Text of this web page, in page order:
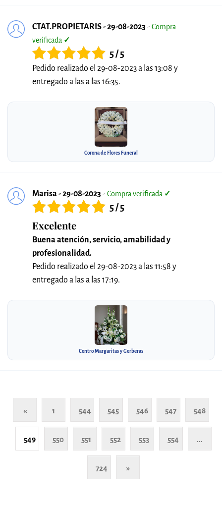
CTAT.PROPIETARIS - 29-08-2023 - Compra
verificada ✓
5 / 5
Pedido realizado el 29-08-2023 a las 13:08 y
entregado a las a las 16:35.
Corona de Flores Funeral
Marisa - 29-08-2023 - Compra verificada ✓
5 / 5
Excelente
Buena atención, servicio, amabilidad y
profesionalidad.
Pedido realizado el 29-08-2023 a las 11:58 y
entregado a las a las 17:19.
Centro Margaritas y Gerberas
« 1 544 545 546 547 548
549 550 551 552 553 554 ...
724 »